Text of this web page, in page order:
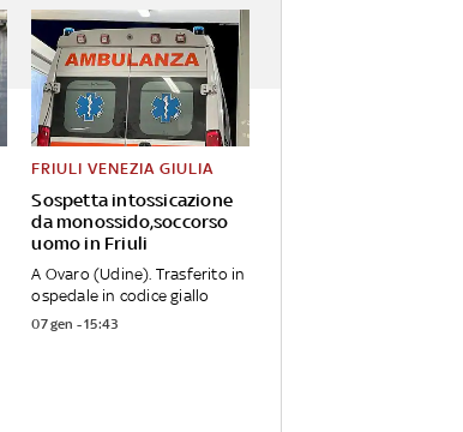
Sospetta intossicazione
da monossido,soccorso
uomo in Friuli
FRIULI VENEZIA GIULIA
A Ovaro (Udine). Trasferito in
ospedale in codice giallo
07 gen - 15:43